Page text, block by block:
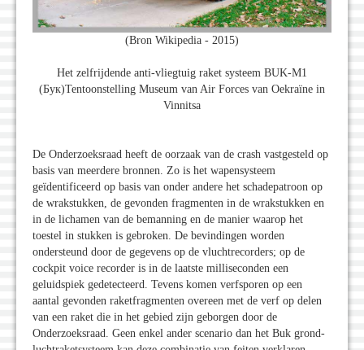
(Bron Wikipedia - 2015)
Het zelfrijdende anti-vliegtuig raket systeem BUK-M1
(Бук)Tentoonstelling Museum van Air Forces van Oekraïne in
Vinnitsa
De Onderzoeksraad heeft de oorzaak van de crash vastgesteld op
basis van meerdere bronnen. Zo is het wapensysteem
geïdentificeerd op basis van onder andere het schadepatroon op
de wrakstukken, de gevonden fragmenten in de wrakstukken en
in de lichamen van de bemanning en de manier waarop het
toestel in stukken is gebroken. De bevindingen worden
ondersteund door de gegevens op de vluchtrecorders; op de
cockpit voice recorder is in de laatste milliseconden een
geluidspiek gedetecteerd. Tevens komen verfsporen op een
aantal gevonden raketfragmenten overeen met de verf op delen
van een raket die in het gebied zijn geborgen door de
Onderzoeksraad. Geen enkel ander scenario dan het Buk grond-